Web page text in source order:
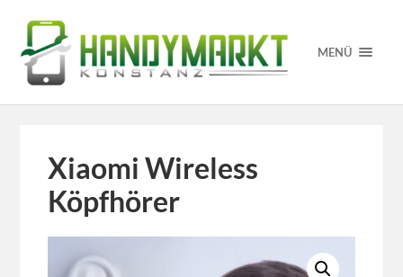
MENÜ
Xiaomi Wireless
Köpfhörer